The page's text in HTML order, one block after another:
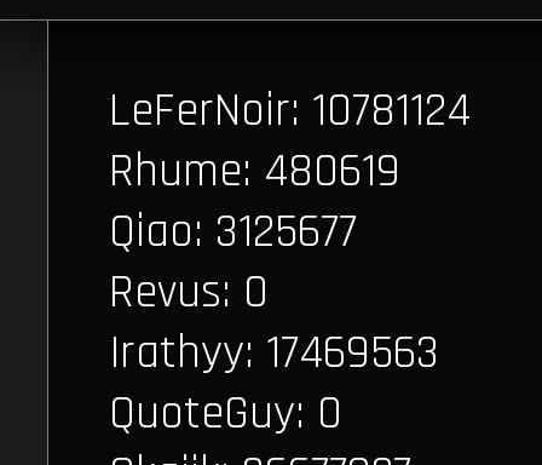
LeFerNoir: 10781124
Rhume: 480619
Qiao: 3125677
Revus: 0
Irathyy: 17469563
QuoteGuy: 0